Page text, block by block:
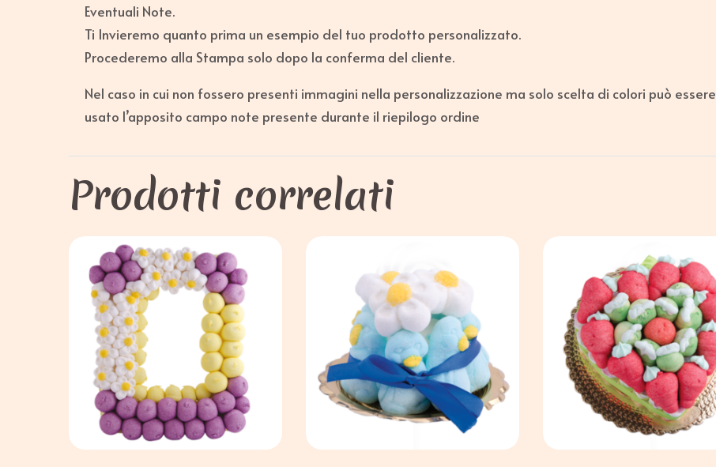
Eventuali Note.
Ti Invieremo quanto prima un esempio del tuo prodotto personalizzato.
Procederemo alla Stampa solo dopo la conferma del cliente.
Nel caso in cui non fossero presenti immagini nella personalizzazione ma solo scelta di colori può essere
usato l’apposito campo note presente durante il riepilogo ordine
Prodotti correlati